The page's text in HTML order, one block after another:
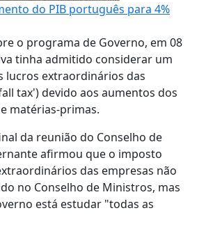
do PIB português para 4%
o programa de Governo, em 08
tinha admitido considerar um
lucros extraordinários das
tax') devido aos aumentos dos
matérias-primas.
da reunião do Conselho de
afirmou que o imposto
das empresas não
no Conselho de Ministros, mas
está estudar "todas as